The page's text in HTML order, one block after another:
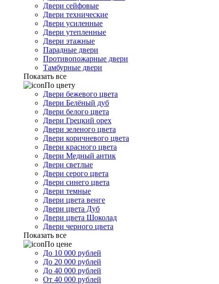
Двери сейфовые
Двери технические
Двери усиленные
Двери утепленные
Двери этажные
Парадные двери
Противопожарные двери
Тамбурные двери
Показать все
По цвету
Двери бежевого цвета
Двери Белёный дуб
Двери белого цвета
Двери Грецкий орех
Двери зеленого цвета
Двери коричневого цвета
Двери красного цвета
Двери Медный антик
Двери светлые
Двери серого цвета
Двери синего цвета
Двери темные
Двери цвета венге
Двери цвета Дуб
Двери цвета Шоколад
Двери черного цвета
Показать все
По цене
До 10 000 рублей
До 20 000 рублей
До 40 000 рублей
От 40 000 рублей